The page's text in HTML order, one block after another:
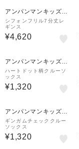
アンパンマンキッズコ
レクション
シフォンフリル7分丈レ
ギンス
¥4,620
アンパンマンキッズコ
レクション
ハートドット柄クルーソ
ックス
¥1,320
アンパンマンキッズコ
レクション
ギンガムチェッククルー
ソックス
¥1,320